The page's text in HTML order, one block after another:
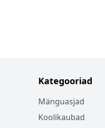
Kategooriad
Mänguasjad
Koolikaubad